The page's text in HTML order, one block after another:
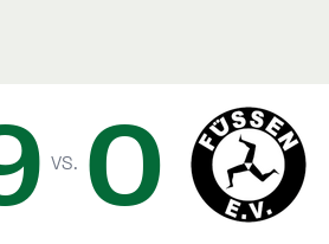
vs. 0